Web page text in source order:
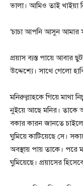
ভালা। আমিও তাই খাইয়া
‘চাচা আপনি আসুন আমার
প্রয়াস ব্যস্ত পায়ে আবার
উদ্দেশ্যে। সাথে গেলো
মনিরুল্লাহকে গিয়ে মাথা
নুইয়ে আছে মনির। তাকে
বকার কারন জানতে চাইলে
ঘুমিয়ে কাটিয়েছে সে।
অবস্থায় পায় তাকে। পরে
ঘুমিয়েছে। প্রয়াসের